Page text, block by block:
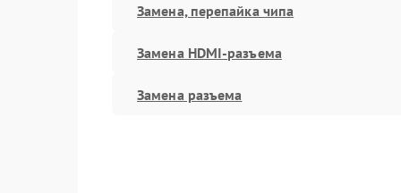
Замена, перепайка чипа
Замена HDMI-разъема
Замена разъема